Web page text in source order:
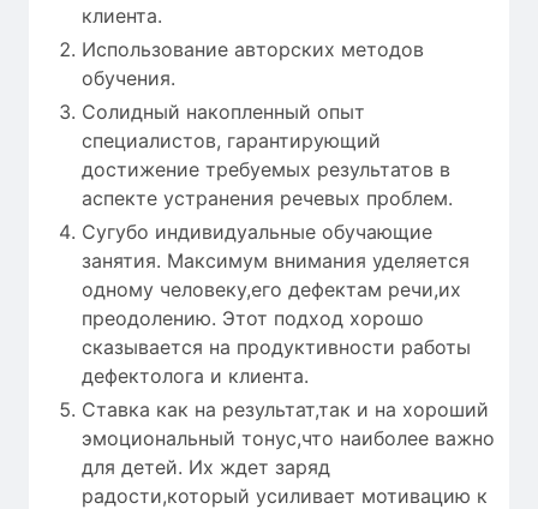
клиента.
Использование авторских методов
обучения.
Солидный накопленный опыт
специалистов, гарантирующий
достижение требуемых результатов в
аспекте устранения речевых проблем.
Сугубо индивидуальные обучающие
занятия. Максимум внимания уделяется
одному человеку,его дефектам речи,их
преодолению. Этот подход хорошо
сказывается на продуктивности работы
дефектолога и клиента.
Ставка как на результат,так и на хороший
эмоциональный тонус,что наиболее важно
для детей. Их ждет заряд
радости,который усиливает мотивацию к